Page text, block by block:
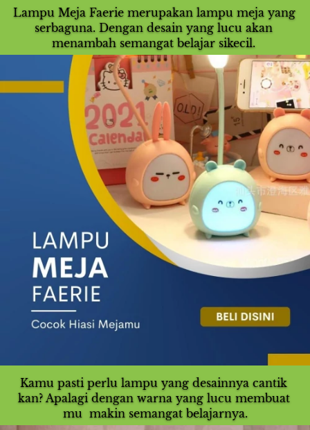
Lampu Meja Faerie merupakan lampu meja yang
serbaguna. Dengan desain yang lucu akan
menambah semangat belajar sikecil.
Kamu pasti perlu lampu yang desainnya cantik
kan? Apalagi dengan warna yang lucu membuat
mu  makin semangat belajarnya.